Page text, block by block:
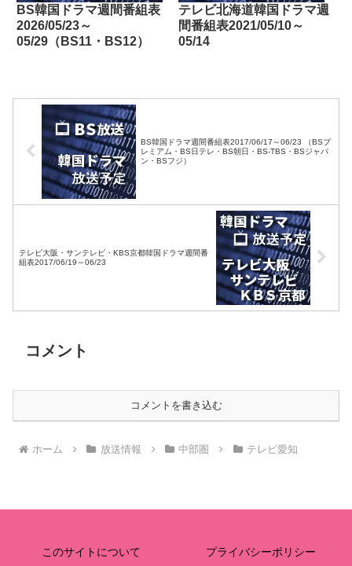
BS韓国ドラマ週間番組表
2026/05/23～
05/29（BS11・BS12）
テレビ北海道韓国ドラマ週
間番組表2021/05/10～
05/14
BS韓国ドラマ週間番組表2017/06/17～06/23 （BSプ
レミアム・BS日テレ・BS朝日・BS-TBS・BSジャパ
ン・BSフジ）
テレビ大阪・サンテレビ・KBS京都韓国ドラマ週間番
組表2017/06/19～06/23
コメント
コメントを書き込む
ホーム 放送情報 中部圏 テレビ愛知
このサイトについて プライバシーポリシー